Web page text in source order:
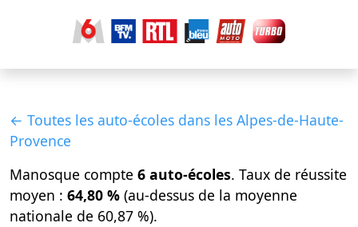
← Toutes les auto-écoles dans les Alpes-de-Haute-
Provence
Manosque compte 6 auto-écoles. Taux de réussite
moyen : 64,80 % (au-dessus de la moyenne
nationale de 60,87 %).